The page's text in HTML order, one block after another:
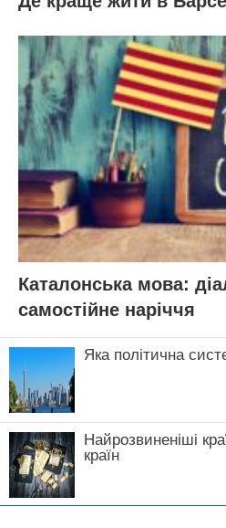
Каталонська мова:
самостійне наріччя
Яка політична
Найрозвиненіші
країн